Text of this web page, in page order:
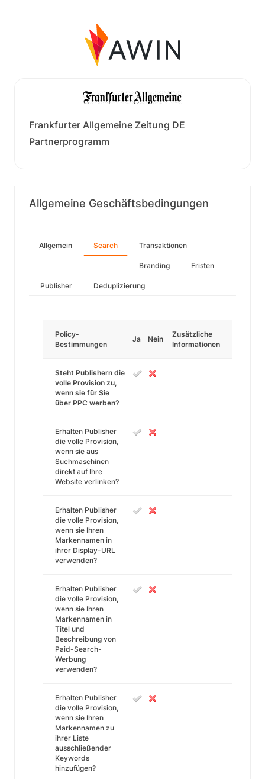
Frankfurter Allgemeine Zeitung DE
Partnerprogramm
Allgemeine Geschäftsbedingungen
Allgemein Search Transaktionen
Branding Fristen
Publisher Deduplizierung
Policy-
Bestimmungen
Ja Nein
Zusätzliche
Informationen
Steht Publishern die
volle Provision zu,
wenn sie für Sie
über PPC werben?
Erhalten Publisher
die volle Provision,
wenn sie aus
Suchmaschinen
direkt auf Ihre
Website verlinken?
Erhalten Publisher
die volle Provision,
wenn sie Ihren
Markennamen in
ihrer Display-URL
verwenden?
Erhalten Publisher
die volle Provision,
wenn sie Ihren
Markennamen in
Titel und
Beschreibung von
Paid-Search-
Werbung
verwenden?
Erhalten Publisher
die volle Provision,
wenn sie Ihren
Markennamen zu
ihrer Liste
ausschließender
Keywords
hinzufügen?